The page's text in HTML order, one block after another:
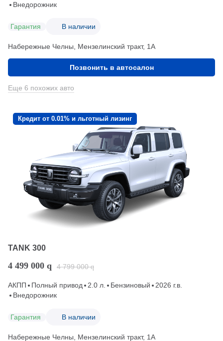
Внедорожник
Гарантия В наличии
Набережные Челны, Мензелинский тракт, 1А
Позвонить в автосалон
Еще 6 похожих авто
Кредит от 0.01% и льготный лизинг
TANK 300
4 499 000 q 4 799 000 q
АКПП Полный привод 2.0 л. Бензиновый
2026 г.в.
Внедорожник
Гарантия В наличии
Набережные Челны, Мензелинский тракт, 1А